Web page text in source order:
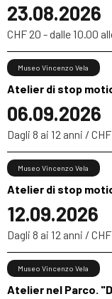
23.08.2026
CHF 20 - dalle 10.00
Atelier di stop
06.09.2026
Museo Vincenzo Vela
Dagli 8 ai 12 anni /
Atelier di stop
12.09.2026
Museo Vincenzo Vela
Dagli 8 ai 12 anni /
Atelier nel Parco.
Museo Vincenzo Vela